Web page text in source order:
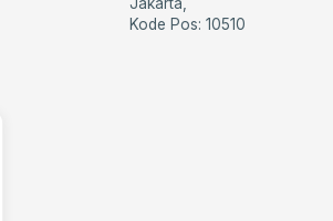
Kode Pos: 10510